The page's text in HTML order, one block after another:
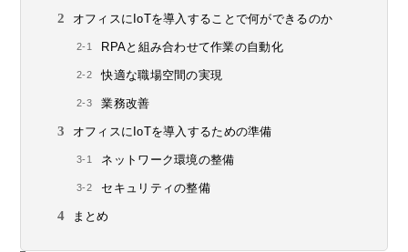
オフィスにIoTを導入することで何ができるのか
RPAと組み合わせて作業の自動化
快適な職場空間の実現
業務改善
オフィスにIoTを導入するための準備
ネットワーク環境の整備
セキュリティの整備
まとめ